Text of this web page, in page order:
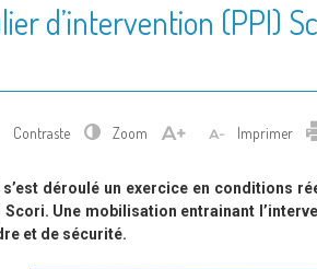
d’intervention (PPI)
Contraste Zoom Imprimer
déroulé un exercice en conditions
Une mobilisation entrainant
et de sécurité.